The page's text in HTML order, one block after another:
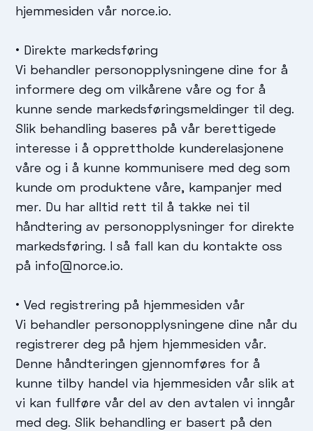
hjemmesiden vår norce.io.
• Direkte markedsføring
Vi behandler personopplysningene dine for å
informere deg om vilkårene våre og for å
kunne sende markedsføringsmeldinger til deg.
Slik behandling baseres på vår berettigede
interesse i å opprettholde kunderelasjonene
våre og i å kunne kommunisere med deg som
kunde om produktene våre, kampanjer med
mer. Du har alltid rett til å takke nei til
håndtering av personopplysninger for direkte
markedsføring. I så fall kan du kontakte oss
på info@norce.io.
• Ved registrering på hjemmesiden vår
Vi behandler personopplysningene dine når du
registrerer deg på hjem hjemmesiden vår.
Denne håndteringen gjennomføres for å
kunne tilby handel via hjemmesiden vår slik at
vi kan fullføre vår del av den avtalen vi inngår
med deg. Slik behandling er basert på den